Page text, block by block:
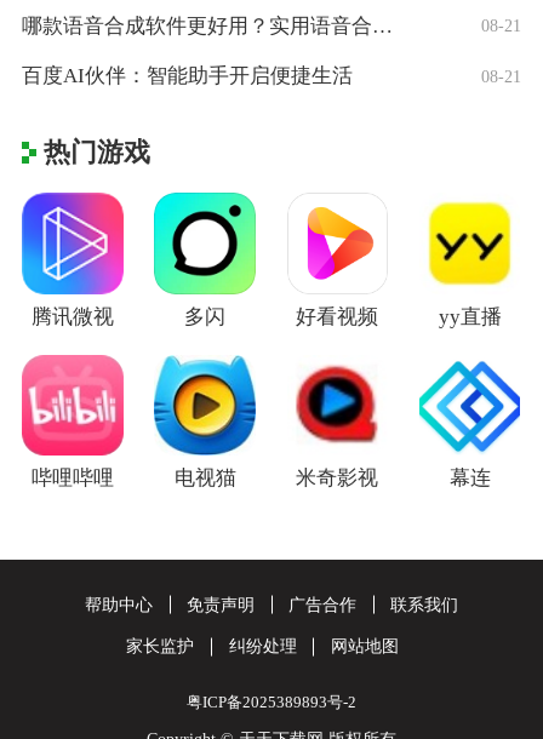
哪款语音合成软件更好用？实用语音合成软件 08-21
百度AI伙伴：智能助手开启便捷生活 08-21
热门游戏
腾讯微视 多闪 好看视频 yy直播
哔哩哔哩 电视猫 米奇影视 幕连
帮助中心 免责声明 广告合作 联系我们
家长监护 纠纷处理 网站地图
粤ICP备2025389893号-2